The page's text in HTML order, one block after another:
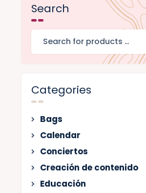
Search
Categories
Bags
Calendar
Conciertos
Creación de contenido
Educación